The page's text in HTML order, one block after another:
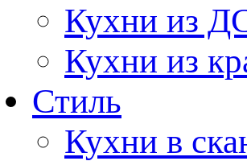
Кухни из
Кухни из
Стиль
Кухни в